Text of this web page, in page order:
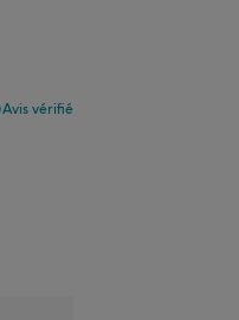
Avis vérifié